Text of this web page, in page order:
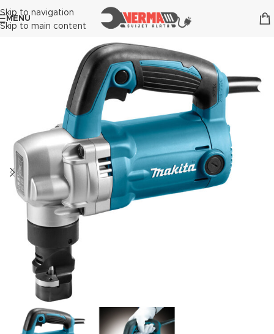
Skip to navigation
Skip to main content
MENU